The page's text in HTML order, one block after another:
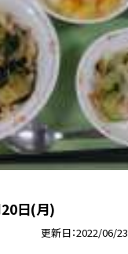
20日(月)
更新日 2022/06/23